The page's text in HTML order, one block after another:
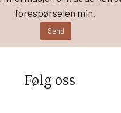
forespørselen min.
Følg oss